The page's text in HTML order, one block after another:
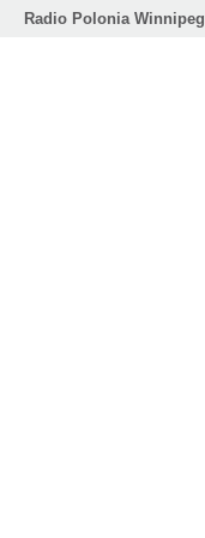
Radio Polonia Winnipeg